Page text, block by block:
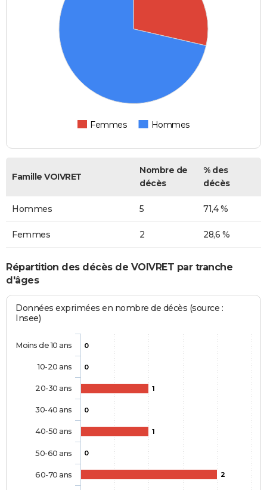
Femmes Hommes
Famille VOIVRET
Nombre de
décès
% des
décès
Hommes 5 71,4 %
Femmes 2 28,6 %
Répartition des décès de VOIVRET par tranche
d'âges
Données exprimées en nombre de décès (source :
Insee)
0
0
1
0
1
0
2
Moins de 10 ans
10-20 ans
20-30 ans
30-40 ans
40-50 ans
50-60 ans
60-70 ans